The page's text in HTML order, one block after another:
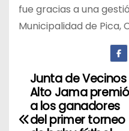
fue gracias a una
Municipalidad de Pica,
NJunta de Vecinos
Alto Jama premió
a los ganadores
del primer torneo